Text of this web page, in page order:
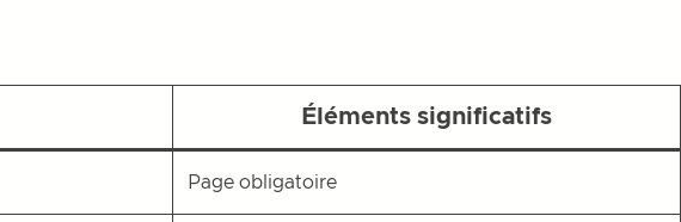
Éléments significatifs
Page obligatoire